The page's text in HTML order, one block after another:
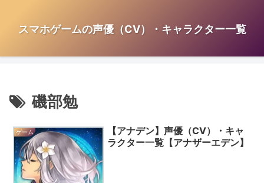
スマホゲームの声優（CV）・キャラクター一覧
磯部勉
ゲーム
【アナデン】声優（CV）・キャ
ラクター一覧【アナザーエデン】